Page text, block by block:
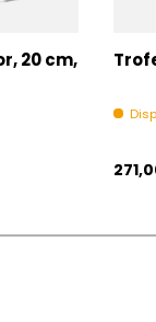
20 cm,
Pret